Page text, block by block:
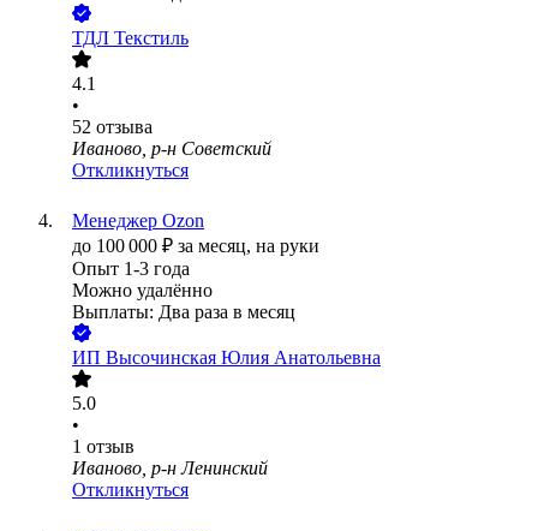
ТДЛ Текстиль
4.1
•
52 отзыва
Иваново, р-н Советский
Откликнуться
Менеджер Ozon
до 100 000 ₽ за месяц, на руки
Опыт 1-3 года
Можно удалённо
Выплаты: Два раза в месяц
ИП Высочинская Юлия Анатольевна
5.0
•
1 отзыв
Иваново, р-н Ленинский
Откликнуться